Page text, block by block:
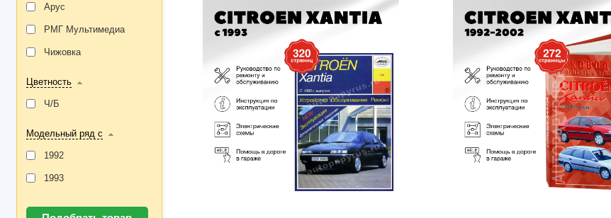
Арус
РМГ Мультимедиа
Чижовка
Цветность
Ч/Б
Модельный ряд с
1992
1993